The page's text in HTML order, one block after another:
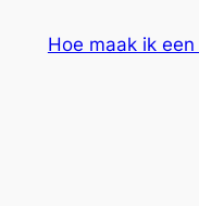
Hoe maak ik